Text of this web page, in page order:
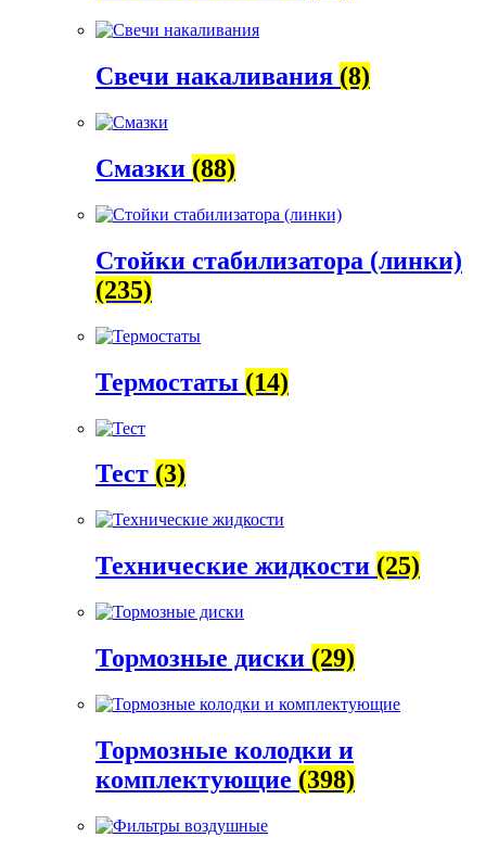
Свечи накаливания (8)
Смазки (88)
Стойки стабилизатора (линки)
(235)
Термостаты (14)
Тест (3)
Технические жидкости (25)
Тормозные диски (29)
Тормозные колодки и
комплектующие (398)